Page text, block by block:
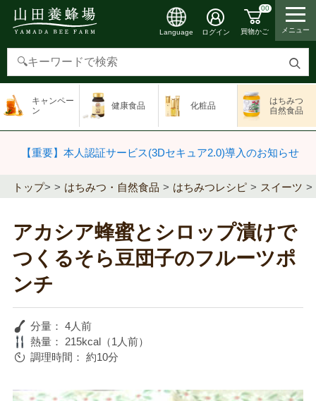
検
す
Language ログイン
00
買物かご メニュー
キャンペー
ン
健康食品 化粧品
はちみつ
自然食品
【重要】本人認証サービス(3Dセキュア2.0)導入のお知らせ
トップ> はちみつ・自然食品 はちみつレシピ スイーツ
アカシア蜂蜜とシロップ漬けで
つくるそら豆団子のフルーツポ
ンチ
分量： 4人前
熱量：
215kcal（1人前）
調理時間： 約10分